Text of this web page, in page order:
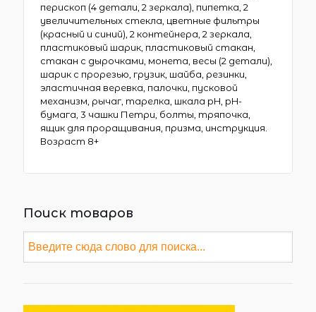
перископ (4 детали, 2 зеркала), пипетка, 2
увеличительных стекла, цветные фильтры
(красный и синий), 2 контейнера, 2 зеркала,
пластиковый шарик, пластиковый стакан,
стакан с дырочками, монета, весы (2 детали),
шарик с прорезью, грузик, шайба, резинки,
эластичная веревка, палочки, пусковой
механизм, рычаг, тарелка, шкала pH, pH-
бумага, 3 чашки Петри, болты, тряпочка,
ящик для проращивания, призма, инструкция.
Возраст 8+
Поиск товаров